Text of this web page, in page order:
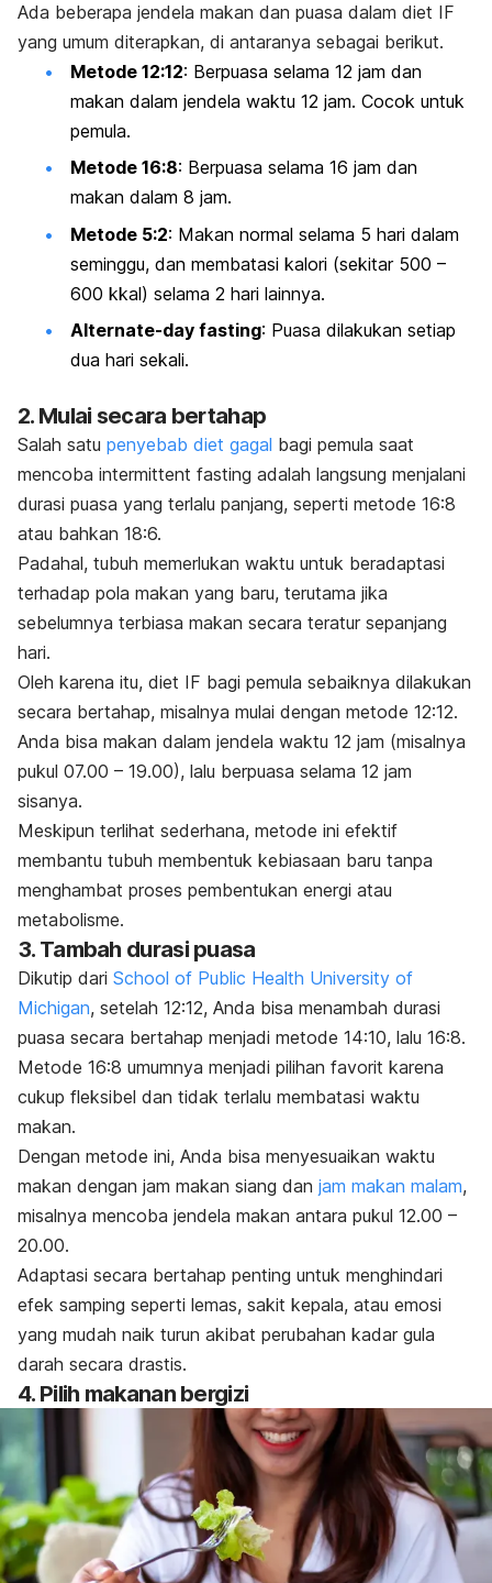
Ada beberapa jendela makan dan puasa dalam diet IF
yang umum diterapkan, di antaranya sebagai berikut.
Metode 12:12: Berpuasa selama 12 jam dan
makan dalam jendela waktu 12 jam. Cocok untuk
pemula.
Metode 16:8: Berpuasa selama 16 jam dan
makan dalam 8 jam.
Metode 5:2: Makan normal selama 5 hari dalam
seminggu, dan membatasi kalori (sekitar 500 –
600 kkal) selama 2 hari lainnya.
Alternate-day fasting: Puasa dilakukan setiap
dua hari sekali.
2. Mulai secara bertahap
Salah satu penyebab diet gagal bagi pemula saat
mencoba intermittent fasting adalah langsung menjalani
durasi puasa yang terlalu panjang, seperti metode 16:8
atau bahkan 18:6.
Padahal, tubuh memerlukan waktu untuk beradaptasi
terhadap pola makan yang baru, terutama jika
sebelumnya terbiasa makan secara teratur sepanjang
hari.
Oleh karena itu, diet IF bagi pemula sebaiknya dilakukan
secara bertahap, misalnya mulai dengan metode 12:12.
Anda bisa makan dalam jendela waktu 12 jam (misalnya
pukul 07.00 – 19.00), lalu berpuasa selama 12 jam
sisanya.
Meskipun terlihat sederhana, metode ini efektif
membantu tubuh membentuk kebiasaan baru tanpa
menghambat proses pembentukan energi atau
metabolisme.
3. Tambah durasi puasa
Dikutip dari School of Public Health University of
Michigan, setelah 12:12, Anda bisa menambah durasi
puasa secara bertahap menjadi metode 14:10, lalu 16:8.
Metode 16:8 umumnya menjadi pilihan favorit karena
cukup fleksibel dan tidak terlalu membatasi waktu
makan.
Dengan metode ini, Anda bisa menyesuaikan waktu
makan dengan jam makan siang dan jam makan malam,
misalnya mencoba jendela makan antara pukul 12.00 –
20.00.
Adaptasi secara bertahap penting untuk menghindari
efek samping seperti lemas, sakit kepala, atau emosi
yang mudah naik turun akibat perubahan kadar gula
darah secara drastis.
4. Pilih makanan bergizi